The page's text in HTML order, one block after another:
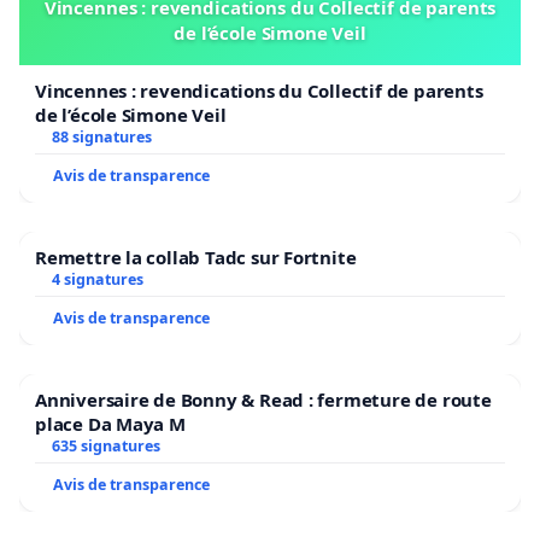
Vincennes : revendications du Collectif de parents
de l’école Simone Veil
Vincennes : revendications du Collectif de parents
de l’école Simone Veil
88 signatures
Avis de transparence
Remettre la collab Tadc sur Fortnite
4 signatures
Avis de transparence
Anniversaire de Bonny & Read : fermeture de route
place Da Maya M
635 signatures
Avis de transparence